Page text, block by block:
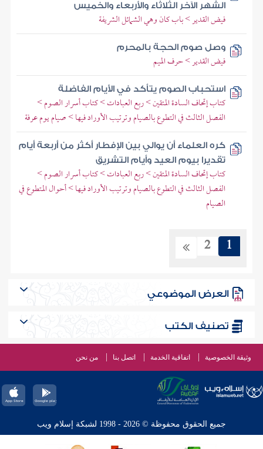
الشهر الآخر الثلاثاء والأربعاء والخميس
فيض القدير > باب كان وهي الشمائل الشريفة
وصل صوم الحجة بالمحرم
فيض القدير > حرف الميم
استحباب الصوم يتأكد في الأيام الفاضلة
كتاب إتحاف السادة المتقين > ربع العبادات > كتاب أسرار الصوم >
الفصل الثالث في التطوع بالصيام وترتيب الأوراد فيها > صيام يوم عرفة
كره العلماء أن يوالي بين الإفطار أكثر من أربعة أيام
تقديرا بيوم العيد وأيام التشريق
كتاب إتحاف السادة المتقين > ربع العبادات > كتاب أسرار الصوم >
الفصل الثالث في التطوع بالصيام وترتيب الأوراد فيها > أحوال المتطوع في
الصيام
1
2
العرض الموضوعي
تصنيف الكتب
وثيقة الخصوصية اتفاقية الخدمة اتصل بنا من نحن
جميع الحقوق محفوظة © 2026 - 1998 لشبكة إسلام ويب